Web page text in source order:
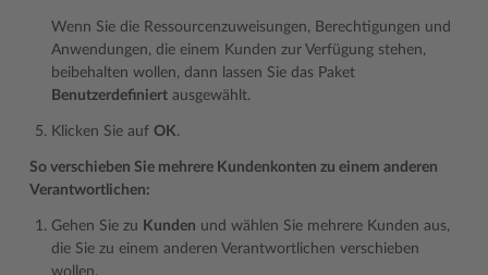
Wenn Sie die Ressourcenzuweisungen, Berechtigungen und
Anwendungen, die einem Kunden zur Verfügung stehen,
beibehalten wollen, dann lassen Sie das Paket
Benutzerdefiniert ausgewählt.
Klicken Sie auf OK.
So verschieben Sie mehrere Kundenkonten zu einem anderen
Verantwortlichen:
Gehen Sie zu Kunden und wählen Sie mehrere Kunden aus,
die Sie zu einem anderen Verantwortlichen verschieben
wollen.